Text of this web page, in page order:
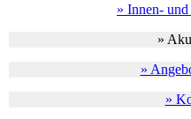
» Innen-
»
»
»